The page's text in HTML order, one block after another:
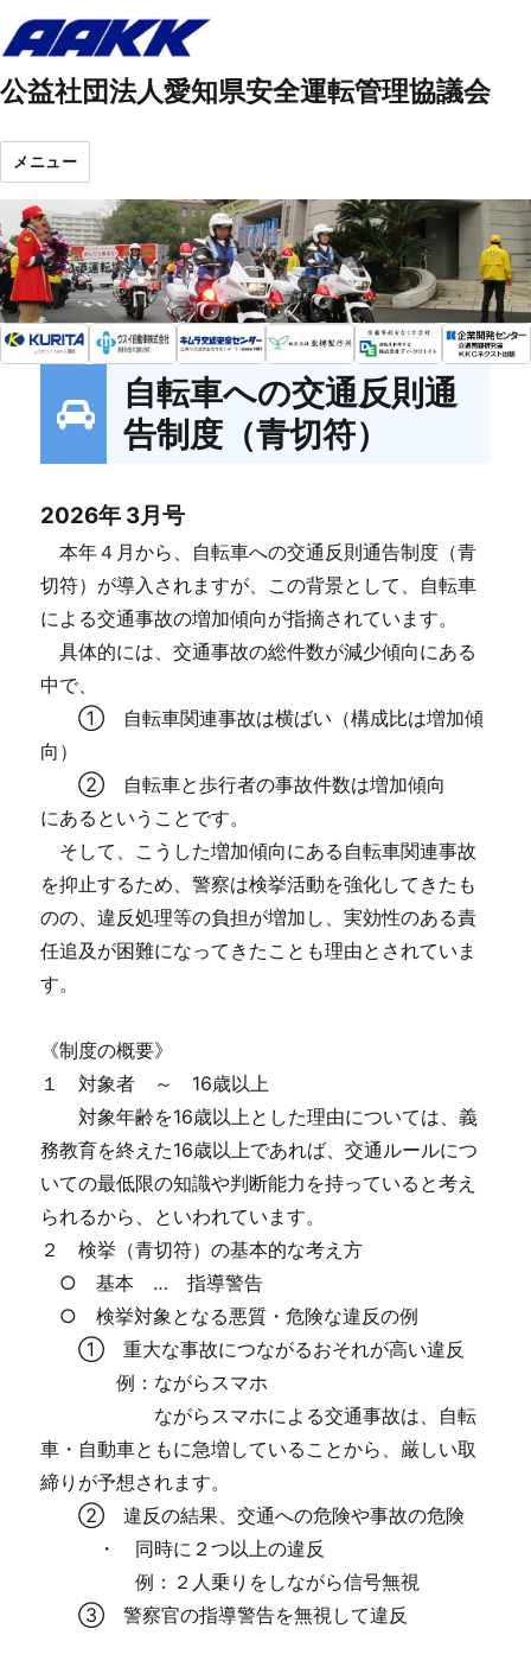
公益社団法人愛知県安全運転管理協議会
メニュー
自転車への交通反則通
告制度（青切符）
2026年 3月号
本年４月から、自転車への交通反則通告制度（青
切符）が導入されますが、この背景として、自転車
による交通事故の増加傾向が指摘されています。
具体的には、交通事故の総件数が減少傾向にある
中で、
① 自転車関連事故は横ばい（構成比は増加傾
向）
② 自転車と歩行者の事故件数は増加傾向
にあるということです。
そして、こうした増加傾向にある自転車関連事故
を抑止するため、警察は検挙活動を強化してきたも
のの、違反処理等の負担が増加し、実効性のある責
任追及が困難になってきたことも理由とされていま
す。
《制度の概要》
１ 対象者 ～ 16歳以上
対象年齢を16歳以上とした理由については、義
務教育を終えた16歳以上であれば、交通ルールにつ
いての最低限の知識や判断能力を持っていると考え
られるから、といわれています。
２ 検挙（青切符）の基本的な考え方
○ 基本 … 指導警告
○ 検挙対象となる悪質・危険な違反の例
① 重大な事故につながるおそれが高い違反
例：ながらスマホ
ながらスマホによる交通事故は、自転
車・自動車ともに急増していることから、厳しい取
締りが予想されます。
② 違反の結果、交通への危険や事故の危険
・ 同時に２つ以上の違反
例：２人乗りをしながら信号無視
③ 警察官の指導警告を無視して違反